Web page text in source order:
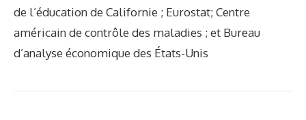
de l’éducation de Californie ; Eurostat; Centre
américain de contrôle des maladies ; et Bureau
d’analyse économique des États-Unis